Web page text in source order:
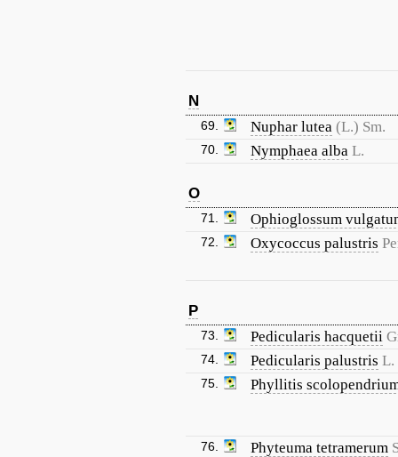
N
69. Nuphar lutea (L.) Sm.
70. Nymphaea alba L.
O
71. Ophioglossum
72. Oxycoccus palustris
P
73. Pedicularis hacquetii
74. Pedicularis palustris L.
75. Phyllitis
76. Phyteuma tetramerum